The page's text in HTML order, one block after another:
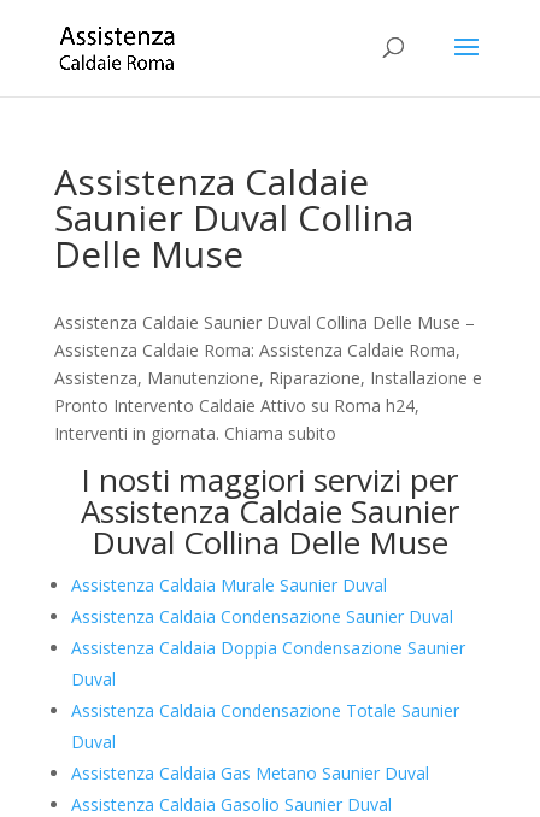
Assistenza Caldaie
Saunier Duval Collina
Delle Muse
Assistenza Caldaie Saunier Duval Collina Delle Muse –
Assistenza Caldaie Roma: Assistenza Caldaie Roma,
Assistenza, Manutenzione, Riparazione, Installazione e
Pronto Intervento Caldaie Attivo su Roma h24,
Interventi in giornata. Chiama subito
I nosti maggiori servizi per
Assistenza Caldaie Saunier
Duval Collina Delle Muse
Assistenza Caldaia Murale Saunier Duval
Assistenza Caldaia Condensazione Saunier Duval
Assistenza Caldaia Doppia Condensazione Saunier
Duval
Assistenza Caldaia Condensazione Totale Saunier
Duval
Assistenza Caldaia Gas Metano Saunier Duval
Assistenza Caldaia Gasolio Saunier Duval